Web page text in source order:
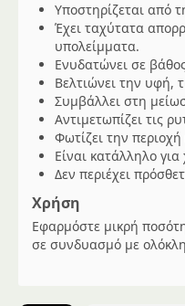
Υποστηρίζεται από
Έχει ταχύτατα
υπολείμματα.
Ενυδατώνει σε
Βελτιώνει την υφή,
Συμβάλλει στη
Αντιμετωπίζει τις
Φωτίζει την
Είναι κατάλληλο
Δεν περιέχει
Χρήση
Εφαρμόστε μικρή
σε συνδυασμό με